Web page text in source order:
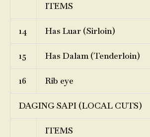
ITEMS
14 Has Luar (Sirloin)
15 Has Dalam (Tenderloin)
16 Rib eye
DAGING SAPI (LOCAL CUTS)
ITEMS